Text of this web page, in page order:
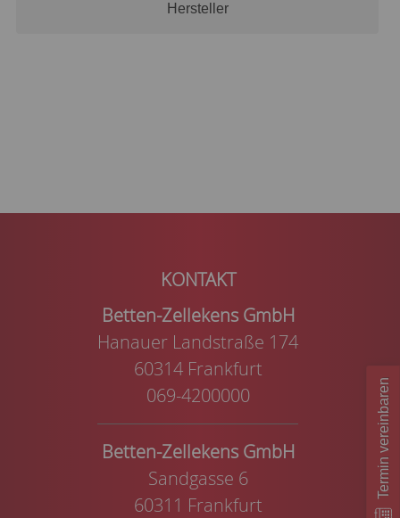
Hersteller
Betten-Zellekens GmbH
Hanauer Landstraße 174
60314 Frankfurt
069-4200000
Betten-Zellekens GmbH
Sandgasse 6
60311 Frankfurt
Termin vereinbaren